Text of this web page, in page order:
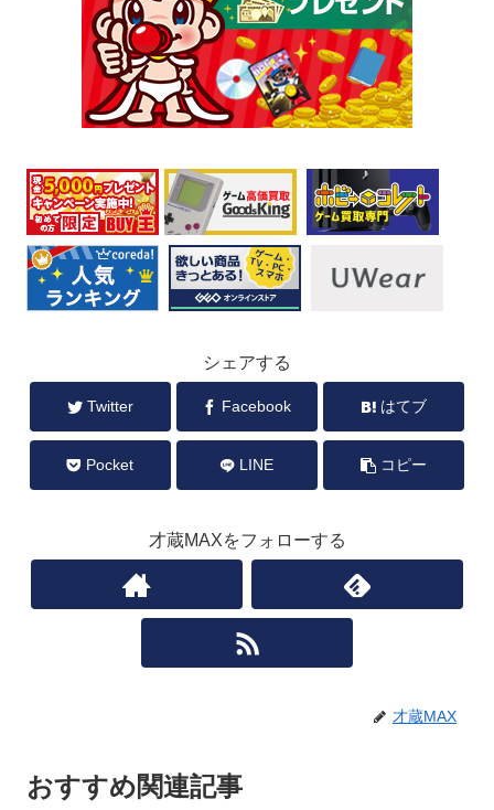
シェアする
Twitter Facebook はてブ
Pocket LINE コピー
才蔵MAXをフォローする
才蔵MAX
おすすめ関連記事